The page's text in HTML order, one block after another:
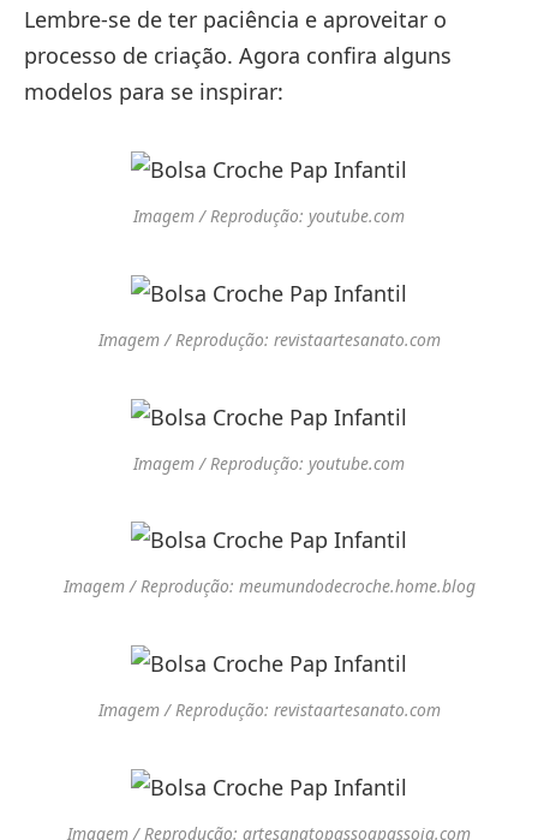
Lembre-se de ter paciência e aproveitar o
processo de criação. Agora confira alguns
modelos para se inspirar:
Imagem / Reprodução: youtube.com
Imagem / Reprodução: revistaartesanato.com
Imagem / Reprodução: youtube.com
Imagem / Reprodução: meumundodecroche.home.blog
Imagem / Reprodução: revistaartesanato.com
Imagem / Reprodução: artesanatopassoapassoja.com